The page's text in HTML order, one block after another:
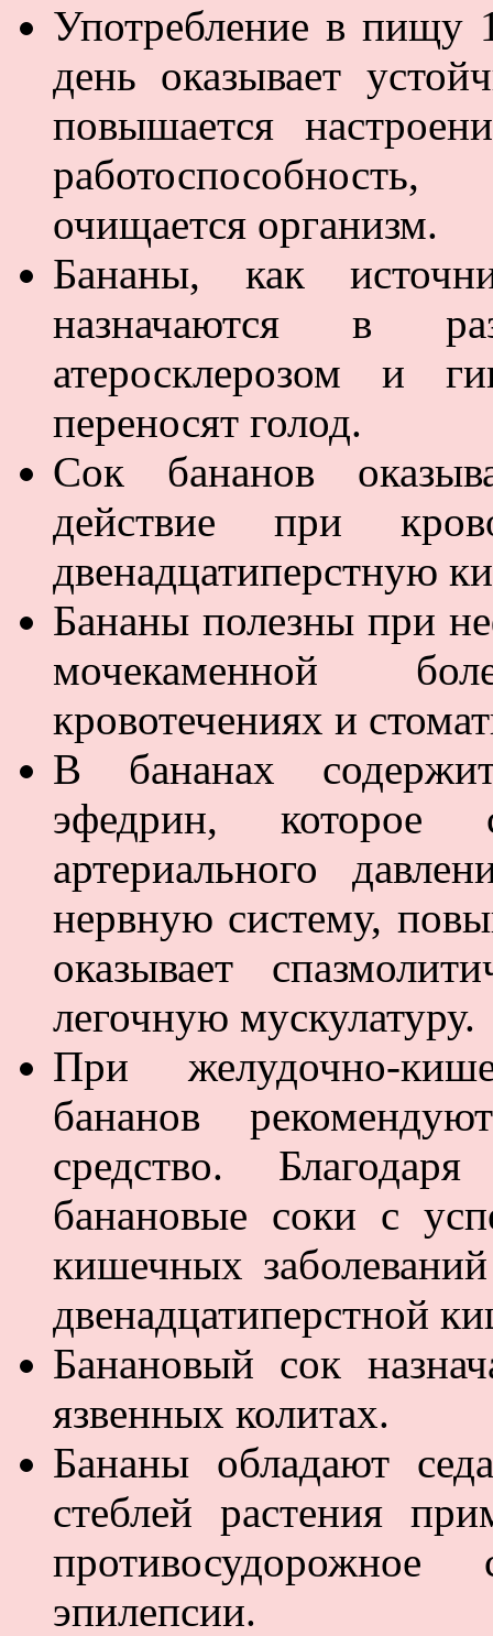
Употребление в пищу
день оказывает
повышается
очищается организм.
Бананы, как
назначаются в
атеросклерозом и
переносят голод.
Сок бананов
действие при
двенадцатиперстную
Бананы полезны при
мочекаменной
кровотечениях и
В бананах
эфедрин, которое
артериального
нервную систему,
оказывает
легочную мускулатуру.
При желудочно-
бананов
средство.
банановые соки с
кишечных
двенадцатиперстной
Банановый сок
язвенных колитах.
Бананы обладают
стеблей растения
эпилепсии.